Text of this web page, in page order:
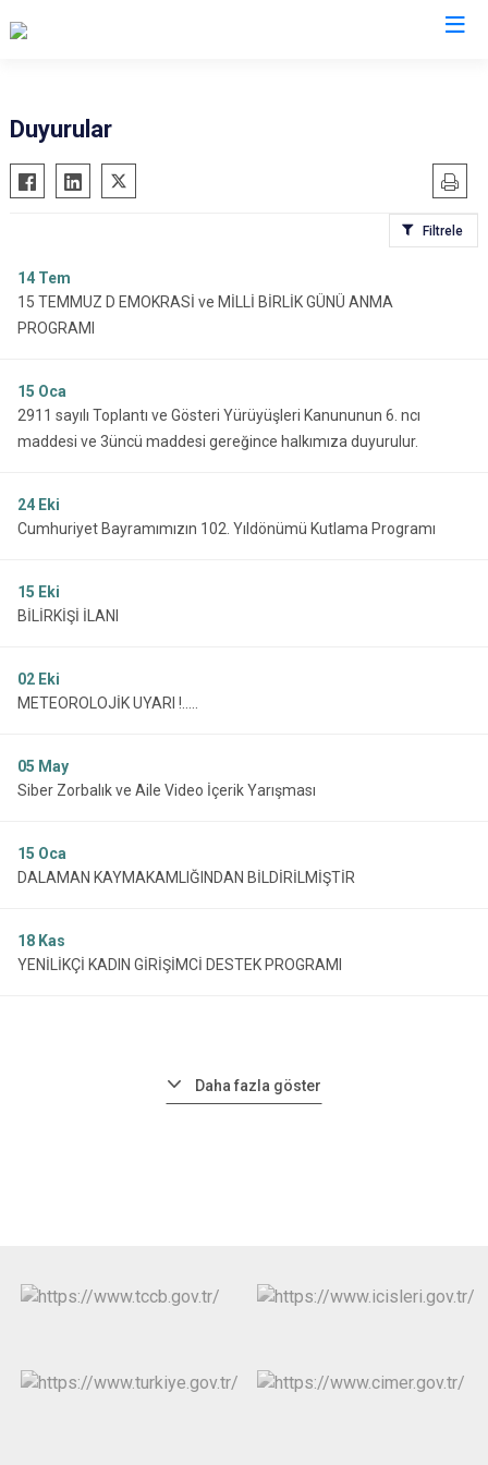
Bodrum
Dalaman
Fethiye
Kavaklıdere
Köyceğiz
Seydikemer
Duyurular
Filtrele
14 Tem
15 TEMMUZ D EMOKRASİ ve MİLLİ BİRLİK GÜNÜ ANMA
PROGRAMI
15 Oca
2911 sayılı Toplantı ve Gösteri Yürüyüşleri Kanununun 6. ncı
maddesi ve 3üncü maddesi gereğince halkımıza duyurulur.
24 Eki
Cumhuriyet Bayramımızın 102. Yıldönümü Kutlama Programı
15 Eki
BİLİRKİŞİ İLANI
02 Eki
METEOROLOJİK UYARI !.....
05 May
Siber Zorbalık ve Aile Video İçerik Yarışması
15 Oca
DALAMAN KAYMAKAMLIĞINDAN BİLDİRİLMİŞTİR
18 Kas
YENİLİKÇİ KADIN GİRİŞİMCİ DESTEK PROGRAMI
Daha fazla göster